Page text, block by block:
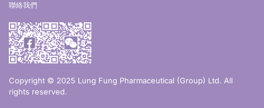
聯絡我們
Copyright © 2025 Lung Fung Pharmaceutical (Group) Ltd. All
rights reserved.